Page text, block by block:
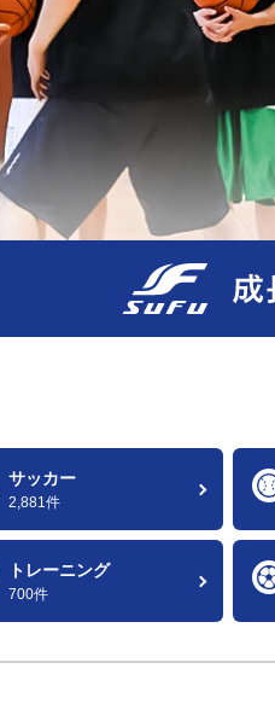
サッカー
2,881件
トレーニング
700件